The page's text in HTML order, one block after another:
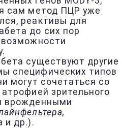
сам метод ПЦР уже
реактивы для
до сих пор
существуют другие
специфических типов
могут сочетаться со
зрительного
врожденными
и др.).